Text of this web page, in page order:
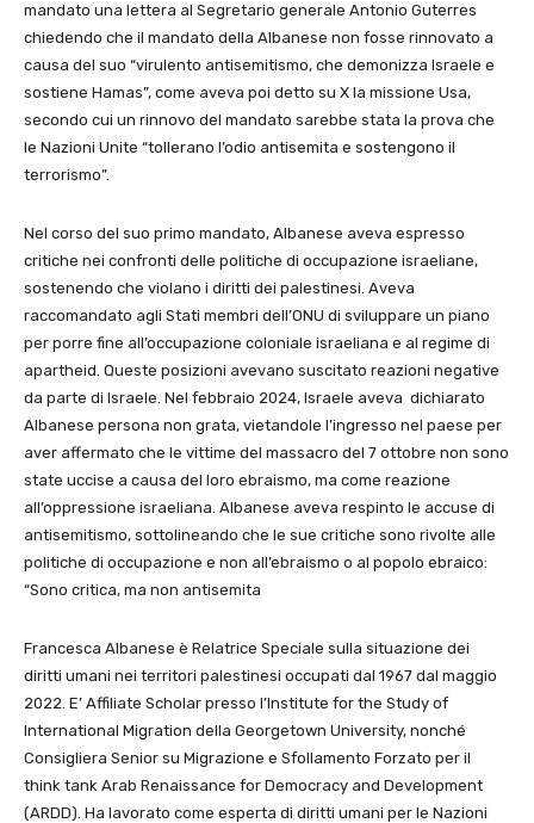
mandato una lettera al Segretario generale Antonio Guterres
chiedendo che il mandato della Albanese non fosse rinnovato a
causa del suo “virulento antisemitismo, che demonizza Israele e
sostiene Hamas”, come aveva poi detto su X la missione Usa,
secondo cui un rinnovo del mandato sarebbe stata la prova che
le Nazioni Unite “tollerano l’odio antisemita e sostengono il
terrorismo”.
Nel corso del suo primo mandato, Albanese aveva espresso
critiche nei confronti delle politiche di occupazione israeliane,
sostenendo che violano i diritti dei palestinesi. Aveva
raccomandato agli Stati membri dell’ONU di sviluppare un piano
per porre fine all’occupazione coloniale israeliana e al regime di
apartheid. Queste posizioni avevano suscitato reazioni negative
da parte di Israele. Nel febbraio 2024, Israele aveva dichiarato
Albanese persona non grata, vietandole l’ingresso nel paese per
aver affermato che le vittime del massacro del 7 ottobre non sono
state uccise a causa del loro ebraismo, ma come reazione
all’oppressione israeliana. Albanese aveva respinto le accuse di
antisemitismo, sottolineando che le sue critiche sono rivolte alle
politiche di occupazione e non all’ebraismo o al popolo ebraico:
“Sono critica, ma non antisemita
Francesca Albanese è Relatrice Speciale sulla situazione dei
diritti umani nei territori palestinesi occupati dal 1967 dal maggio
2022. E’ Affiliate Scholar presso l’Institute for the Study of
International Migration della Georgetown University, nonché
Consigliera Senior su Migrazione e Sfollamento Forzato per il
think tank Arab Renaissance for Democracy and Development
(ARDD). Ha lavorato come esperta di diritti umani per le Nazioni